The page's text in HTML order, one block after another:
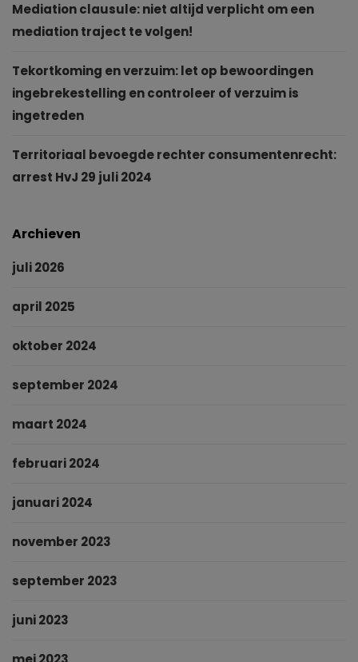
Mediation clausule: niet altijd verplicht om een
mediation traject te volgen!
Tekortkoming en verzuim: let op bewoordingen
ingebrekestelling en controleer of verzuim is
ingetreden
Territoriaal bevoegde rechter consumentenrecht:
arrest HvJ 29 juli 2024
Archieven
juli 2026
april 2025
oktober 2024
september 2024
maart 2024
februari 2024
januari 2024
november 2023
september 2023
juni 2023